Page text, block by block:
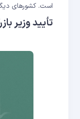
است. کشورهای دیگر نیز تا 9 جولای به‌طور رسمی از تعرفه‌های بالاتر مطلع خواهند شد و
تأیید وزیر